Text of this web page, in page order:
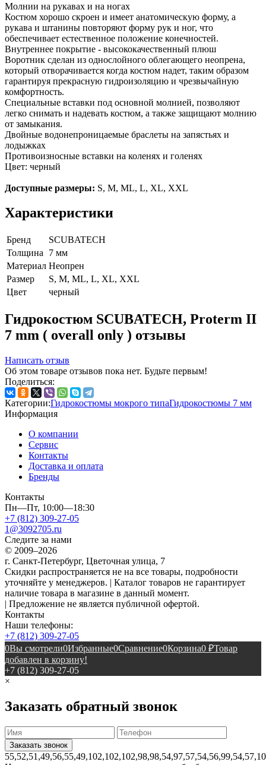
Молнии на рукавах и на ногах
Костюм хорошо скроен и имеет анатомическую форму, а
рукава и штанины повторяют форму рук и ног, что
обеспечивает естественное положение конечностей.
Внутреннее покрытие - высококачественный плюш
Воротник сделан из однослойного облегающего неопрена,
который отворачивается когда костюм надет, таким образом
гарантируя прекрасную гидроизоляцию и чрезвычайную
комфортность.
Специальные вставки под основной молнией, позволяют
легко снимать и надевать костюм, а также защищают молнию
от замыкания.
Двойные водонепроницаемые браслеты на запястьях и
лодыжках
Противоизносные вставки на коленях и голенях
Цвет: черный
Доступные размеры: S, M, ML, L, XL, XXL
Характеристики
Бренд
SCUBATECH
Толщина
7 мм
Материал Неопрен
Размер
S, M, ML, L, XL, XXL
Цвет
черный
Гидрокостюм SCUBATECH, Proterm II
7 mm ( overall only ) отзывы
Написать отзыв
Об этом товаре отзывов пока нет. Будьте первым!
Поделиться:
Категории:Гидрокостюмы мокрого типаГидрокостюмы 7 мм
Информация
О компании
Сервис
Контакты
Доставка и оплата
Бренды
Контакты
Пн—Пт, 10:00—18:30
+7 (812) 309-27-05
1@3092705.ru
Следите за нами
© 2009–2026
г. Санкт-Петербург, Цветочная улица, 7
Скидки распространяется не на все товары, подробности
уточняйте у менеджеров. | Каталог товаров не гарантирует
наличие товара в магазине в данный момент.
| Предложение не является публичной офертой.
Контакты
Наши телефоны:
+7 (812) 309-27-05
0Вы смотрели0Избранные0Сравнение0Корзина0 ₽Товар
добавлен в корзину!
+7 (812) 309-27-05
×
Заказать обратный звонок